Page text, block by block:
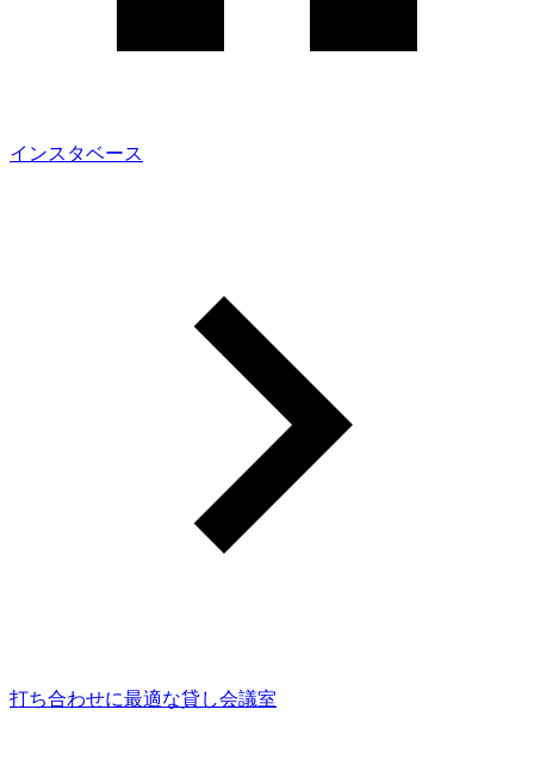
インスタベース
打ち合わせに最適な貸し会議室